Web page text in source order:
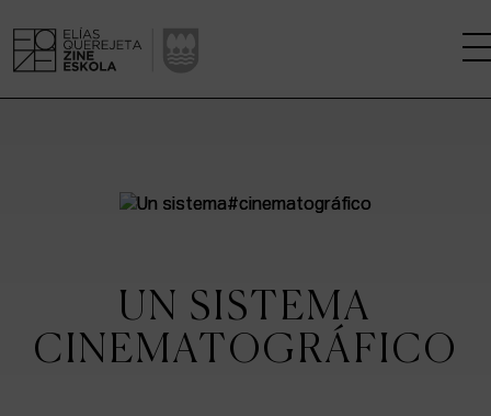
CENTRO DE INVESTIGACIÓN
KINOFABRIKAUN SISTEMA
CINEMATOGRÁFICO